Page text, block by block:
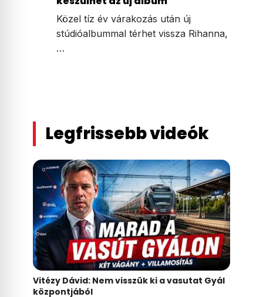
Közel tíz év várakozás után új
stúdióalbummal térhet vissza Rihanna,
…
Legfrissebb videók
Vitézy Dávid: Nem visszük ki a vasutat Gyál
központjából